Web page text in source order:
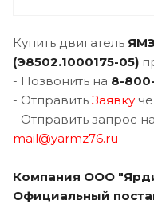
Купить двигатель
(Э8502.1000175-05)
- Позвонить на 8-
- Отправить Заявку
- Отправить запрос
mail@yarmz76.ru
Компания ООО
Официальный